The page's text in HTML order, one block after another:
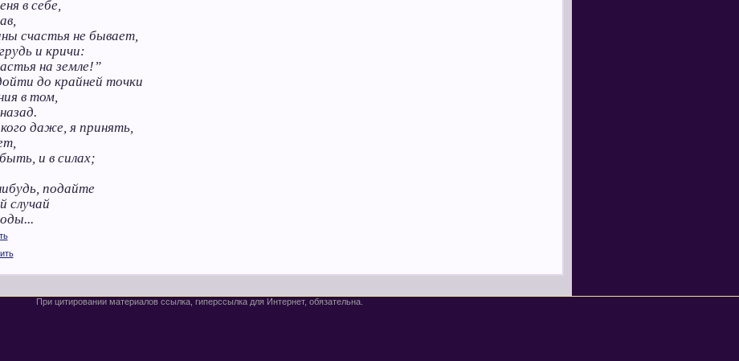
в себе,
счастья не бывает,
и кричи:
на земле!”
до крайней точки
в том,
даже, я принять,
и в силах;
подайте
случай
При цитировании материалов ссылка, гиперссылка для Интернет, обязательна.